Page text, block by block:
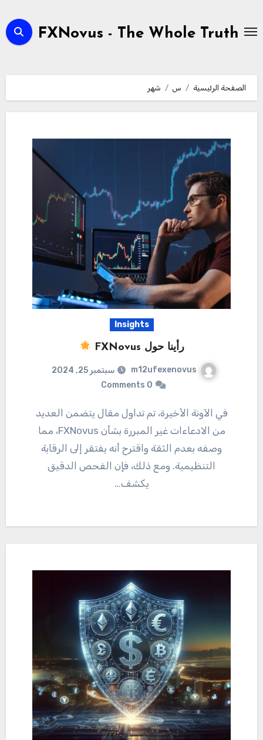
المحتوىFXNovus - The Whole Truth
الصفحة الرئيسية س شهر
Insights
رأينا حول FXNovus
m12ufexenovus
سبتمبر 25, 2024
0 Comments
في الآونة الأخيرة، تم تداول مقال يتضمن العديد
من الادعاءات غير المبررة بشأن FXNovus، مما
وصفه بعدم الثقة واقترح أنه يفتقر إلى الرقابة
التنظيمية. ومع ذلك، فإن الفحص الدقيق
يكشف…